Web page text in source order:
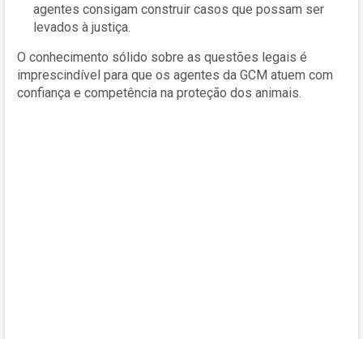
agentes consigam construir casos que possam ser
levados à justiça.
O conhecimento sólido sobre as questões legais é
imprescindível para que os agentes da GCM atuem com
confiança e competência na proteção dos animais.